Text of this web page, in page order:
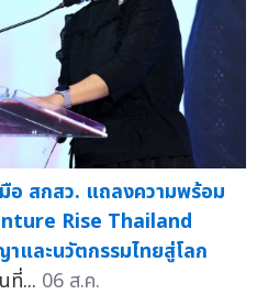
สกสว. แถลงความพร้อม
Rise Thailand
และนวัตกรรมไทยสู่โลก
ที่... 06 ส.ค.